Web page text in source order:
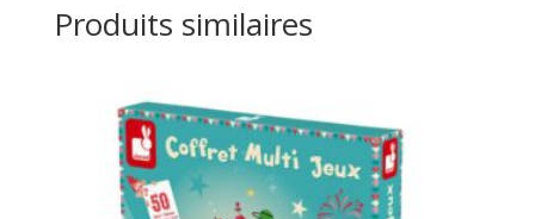
Produits similaires